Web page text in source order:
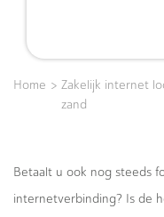
Home > Zakelijk internet
zand
Betaalt u ook nog steeds
internetverbinding? Is de